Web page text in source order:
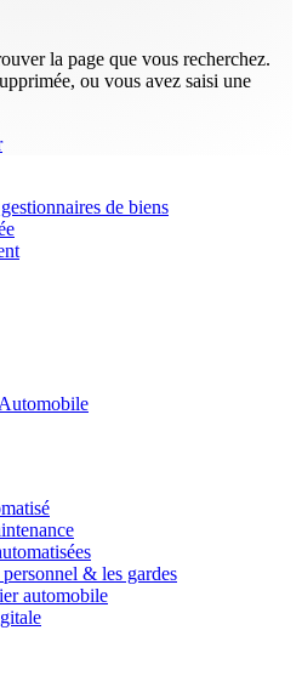
la page que vous recherchez.
ou vous avez saisi une
de biens
& les gardes
automobile